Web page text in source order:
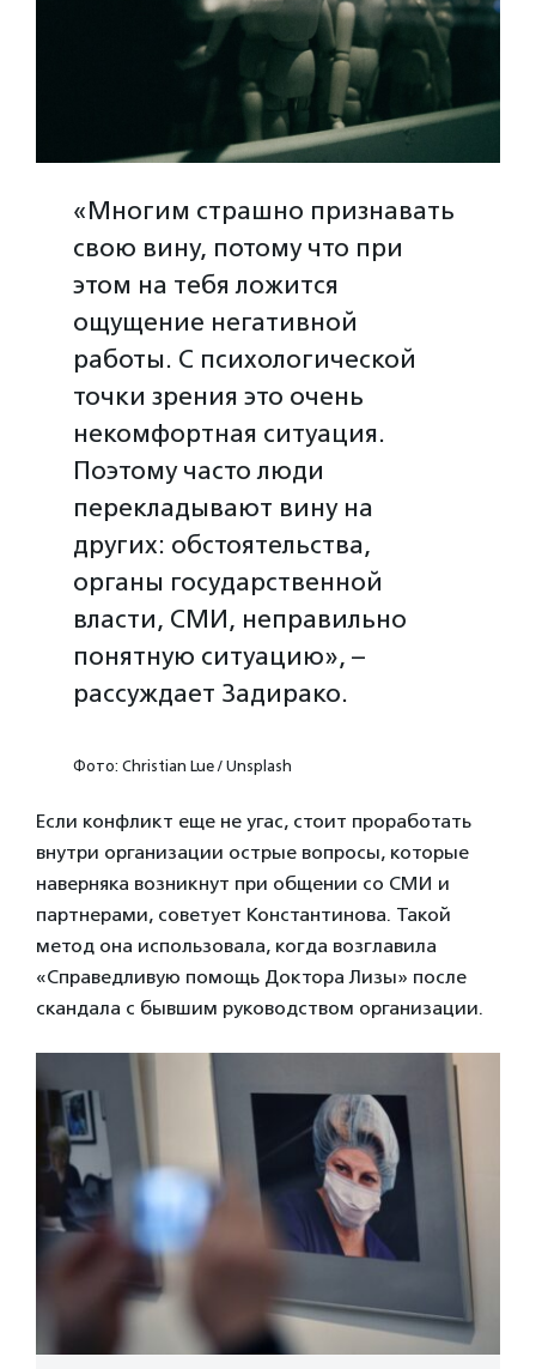
«Многим страшно признавать
свою вину, потому что при
этом на тебя ложится
ощущение негативной
работы. С психологической
точки зрения это очень
некомфортная ситуация.
Поэтому часто люди
перекладывают вину на
других: обстоятельства,
органы государственной
власти, СМИ, неправильно
понятную ситуацию», –
рассуждает Задирако.
Фото: Christian Lue / Unsplash
Если конфликт еще не угас, стоит проработать
внутри организации острые вопросы, которые
наверняка возникнут при общении со СМИ и
партнерами, советует Константинова. Такой
метод она использовала, когда возглавила
«Справедливую помощь Доктора Лизы» после
скандала с бывшим руководством организации.